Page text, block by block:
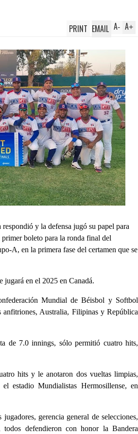
A+
A-
PRINT EMAIL
y la defensa jugó su papel para
boleto para la ronda final del
A, en la primera fase del certamen que se
jugará en el 2025 en Canadá.
Mundial de Béisbol y Softbol
Australia, Filipinas y República
de 7.0 innings, sólo permitió cuatro hits,
hits y le anotaron dos vueltas limpias,
estadio Mundialistas Hermosillense, en
gerencia general de selecciones,
todos defendieron con honor la Bandera